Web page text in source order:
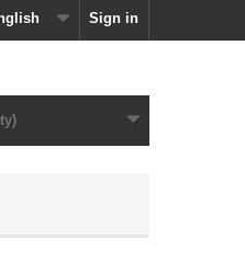
Sign in